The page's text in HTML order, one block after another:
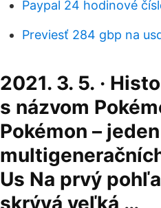
Paypal 24 hodinové
Previesť 284 gbp na
2021. 3. 5. ·
s názvom
Pokémon –
Us Na prvý
skrývá veľká …